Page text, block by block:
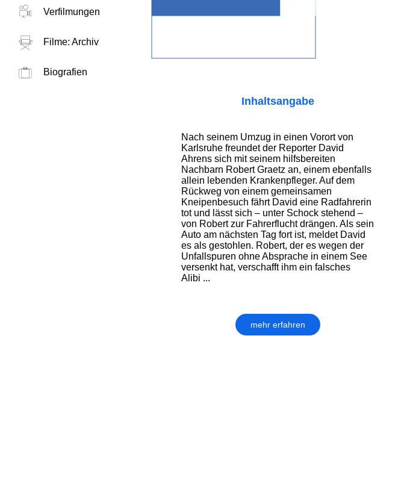
Verfilmungen
Filme: Archiv
Biografien
Inhaltsangabe
Nach seinem Umzug in einen Vorort von
Karlsruhe freundet der Reporter David
Ahrens sich mit seinem hilfsbereiten
Nachbarn Robert Graetz an, einem ebenfalls
allein lebenden Krankenpfleger. Auf dem
Rückweg von einem gemeinsamen
Kneipenbesuch fährt David eine Radfahrerin
tot und lässt sich – unter Schock stehend –
von Robert zur Fahrerflucht drängen. Als sein
Auto am nächsten Tag fort ist, meldet David
es als gestohlen. Robert, der es wegen der
Unfallspuren ohne Absprache in einem See
versenkt hat, verschafft ihm ein falsches
Alibi ...
mehr erfahren